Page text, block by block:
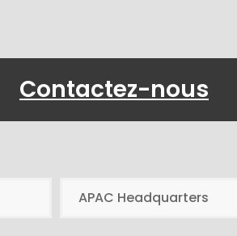
Contactez-nous
APAC Headquarters